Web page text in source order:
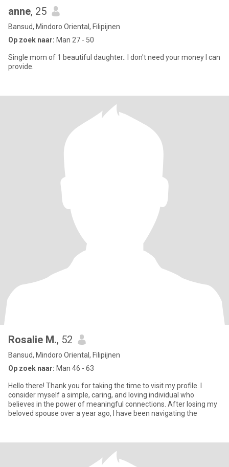
anne, 25
Bansud, Mindoro Oriental, Filipijnen
Op zoek naar: Man 27 - 50
Single mom of 1 beautiful daughter.. I don't need your money I can
provide.
Rosalie M., 52
Bansud, Mindoro Oriental, Filipijnen
Op zoek naar: Man 46 - 63
Hello there! Thank you for taking the time to visit my profile. I
consider myself a simple, caring, and loving individual who
believes in the power of meaningful connections. After losing my
beloved spouse over a year ago, I have been navigating the